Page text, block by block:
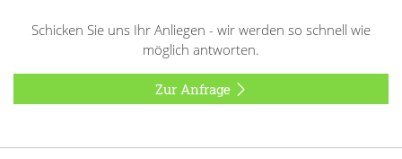
Schicken Sie uns Ihr Anliegen - wir werden so schnell wie
möglich antworten.
Zur Anfrage